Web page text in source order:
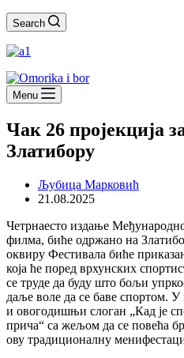
Search
Menu
Чак 26 пројекција
Златибору
Љубица Марковић
21.08.2025
Четрнаесто издање
филма, биће одржано на
оквиру Фестивала биће
која ће поред врхунских
се труде да буду што бољи
даље воле да се баве спортом.
и овогодишњи слоган „Кад је
прича“ са жељом да се повећа
ову традиционалну